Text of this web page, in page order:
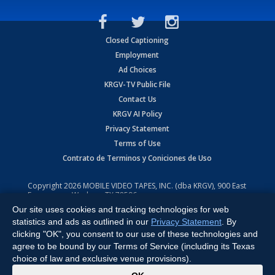
Closed Captioning
Employment
Ad Choices
KRGV-TV Public File
Contact Us
KRGV AI Policy
Privacy Statement
Terms of Use
Contrato de Terminos y Coniciones de Uso
Copyright2026 MOBILE VIDEO TAPES, INC. (dba KRGV), 900 East
Expressway, Weslaco, TX 78596.
All Rights Reserved. Powered by:Ruby Shore Software
Our site uses cookies and tracking technologies for web
statistics and ads as outlined in our Privacy Statement . By
clicking "OK", you consent to our use of these technologies and
agree to be bound by our Terms of Service (including its Texas
choice of law and exclusive venue provisions).